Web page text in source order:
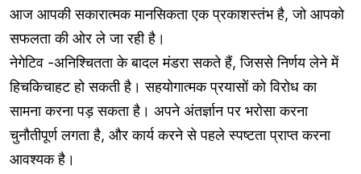
आज आपकी सकारात्मक मानसिकता एक प्रकाशस्तंभ है, जो आपको
सफलता की ओर ले जा रही है।
नेगेटिव -अनिश्चितता के बादल मंडरा सकते हैं, जिससे निर्णय लेने में
हिचकिचाहट हो सकती है। सहयोगात्मक प्रयासों को विरोध का
सामना करना पड़ सकता है। अपने अंतर्ज्ञान पर भरोसा करना
चुनौतीपूर्ण लगता है, और कार्य करने से पहले स्पष्टता प्राप्त करना
आवश्यक है।